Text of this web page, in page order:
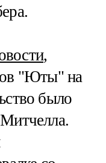
,
"Юты" на
было